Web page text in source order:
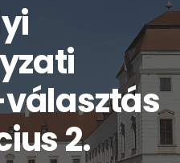
2.